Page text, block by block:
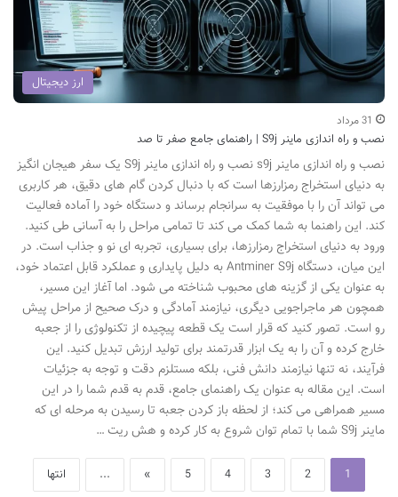
ارز دیجیتال
31 مرداد
نصب و راه اندازی ماینر S9j | راهنمای جامع صفر تا صد
نصب و راه اندازی ماینر s9j نصب و راه اندازی ماینر S9j یک سفر هیجان انگیز
به دنیای استخراج رمزارزها است که با دنبال کردن گام های دقیق، هر کاربری
می تواند آن را با موفقیت به سرانجام برساند و دستگاه خود را آماده فعالیت
کند. این راهنما به شما کمک می کند تا تمامی مراحل را به آسانی طی کنید.
ورود به دنیای استخراج رمزارزها، برای بسیاری، تجربه ای نو و جذاب است. در
این میان، دستگاه Antminer S9j به دلیل پایداری و عملکرد قابل اعتماد خود،
به عنوان یکی از گزینه های محبوب شناخته می شود. اما آغاز این مسیر،
همچون هر ماجراجویی دیگری، نیازمند آمادگی و درک صحیح از مراحل پیش
رو است. تصور کنید که قرار است یک قطعه پیچیده از تکنولوژی را از جعبه
خارج کرده و آن را به یک ابزار قدرتمند برای تولید ارزش تبدیل کنید. این
فرآیند، نه تنها نیازمند دانش فنی، بلکه مستلزم دقت و توجه به جزئیات
است. این مقاله به عنوان یک راهنمای جامع، قدم به قدم شما را در این
مسیر همراهی می کند؛ از لحظه باز کردن جعبه تا رسیدن به مرحله ای که
ماینر S9j شما با تمام توان شروع به کار کرده و هش ریت …
1
2
3
4
5
»
... انتها